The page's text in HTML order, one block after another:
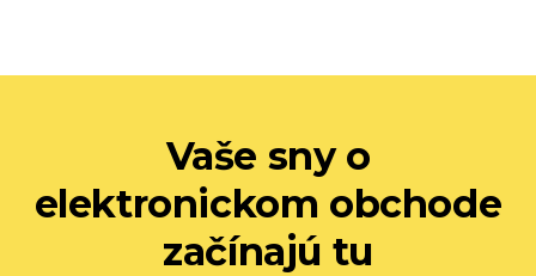
Vaše sny o
elektronickom obchode
začínajú tu